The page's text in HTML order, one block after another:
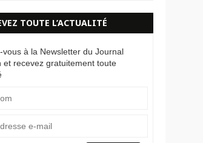
TOUTE L’ACTUALITÉ
vous à la Newsletter du Journal
et recevez gratuitement toute